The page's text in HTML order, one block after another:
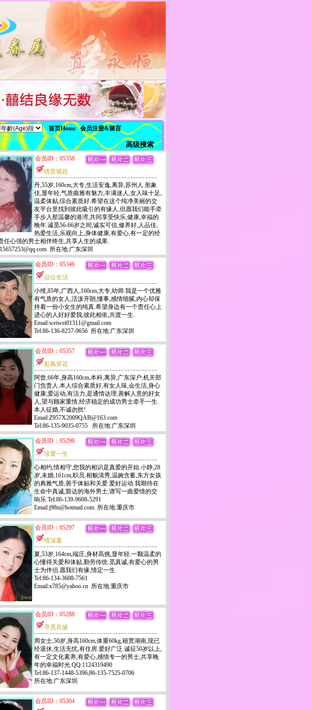
首页Home 会员注册&留言
高级搜索
会员ID：05358
情意彼此
丹,55岁,160cm,大专,生活安逸,离异,苏州人.形象
佳,显年轻,气质曲雅有魅力,丰满迷人,女人味十足,
温柔体贴,综合素质好.希望在这个纯净美丽的交
友平台里找到彼此吸引的有缘人,但愿我们能手牵
手步入那温馨的港湾,共同享受快乐,健康,幸福的
晚年.诚觅56-66岁之间,诚实可信,修养好,人品佳,
热爱生活,乐观向上,身体健康,有爱心,有一定的经
任心强的男士相伴终生,共享人生的成果.
所在地:广东深圳
会员ID：05346
品位生活
小维,85年,广西人,160cm,大专,幼师.我是一个优雅
有气质的女人,活泼开朗,懂事,感情细腻,内心却保
持着一份小女生的纯真.希望身边有一个责任心上
进心的人好好爱我,彼此相依,共渡一生.
Email:weiwei01311@gmail.com
Tel:86-136-8257-9656 所在地:广东深圳
会员ID：05357
彩凤穿花
阿曾,66年,身高160cm,本科,离异,广东深户,机关部
门负责人.本人综合素质好,有女人味,会生活,身心
健康,爱运动,有活力,是通情达理,善解人意的好女
人,望与顾家重情,经济稳定的成功男士牵手一生.
本人征婚,不诚勿扰!
Email:Z957X2009QAB@163.com
Tel:86-135-9035-0755 所在地:广东深圳
会员ID：05298
珍爱一生
心相约,情相守,您我的相识是真爱的开始.小静,28
岁,未婚,161cm,职员.相貌清秀,温婉含蓄,东方女孩
的典雅气质,善于体贴和关爱.爱好运动.我期待在
生命中真诚,豁达的海外男士,谱写一曲爱情的交
响乐.Tel:86-139-9608-5291
Email:j98n@hotmail.com. 所在地:重庆市
会员ID：05297
情深重
夏,53岁,164cm,端庄,身材高挑,显年轻.一颗温柔的
心懂得关爱和体贴,勤劳传统.觅真诚,有爱心的男
士为伴侣.愿我们有缘,情定一生.
Tel:86-134-3608-7561
Email:x785@yahoo.cn 所在地:重庆市
会员ID：05288
寻觅良缘
周女士,50岁,身高160cm,体重60kg,籍贯湖南,现已
经退休,生活无忧,有住房.爱好广泛.诚征50岁以上,
有一定文化素养,有爱心,感情专一的男士,共享晚
年的幸福时光.QQ:1124319490
Tel:86-137-1448-5396;86-135-7525-0706
所在地:广东深圳
会员ID：05304